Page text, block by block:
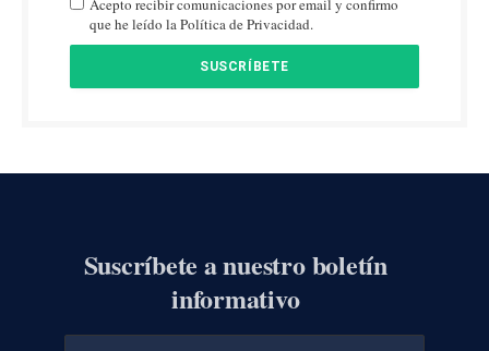
Acepto recibir comunicaciones por email y confirmo
que he leído la Política de Privacidad.
Suscríbete a nuestro boletín
informativo